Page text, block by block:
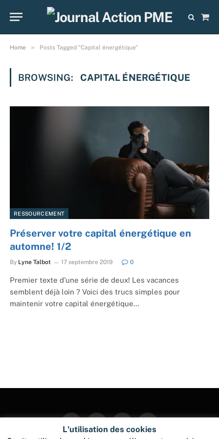
Cart
Home » Posts Tagged "Capital énergétique"
BROWSING: CAPITAL ÉNERGÉTIQUE
RESSOURCEMENT
Préserver votre capital énergétique en
automne! 1/2
By Lyne Talbot 17 septembre 2019 0
Premier texte d’une série de deux! Les vacances
semblent déjà loin ? Voici des trucs simples pour
maintenir votre capital énergétique…
FacebookTwitter InstagramPinterest
L'utilisation des cookies